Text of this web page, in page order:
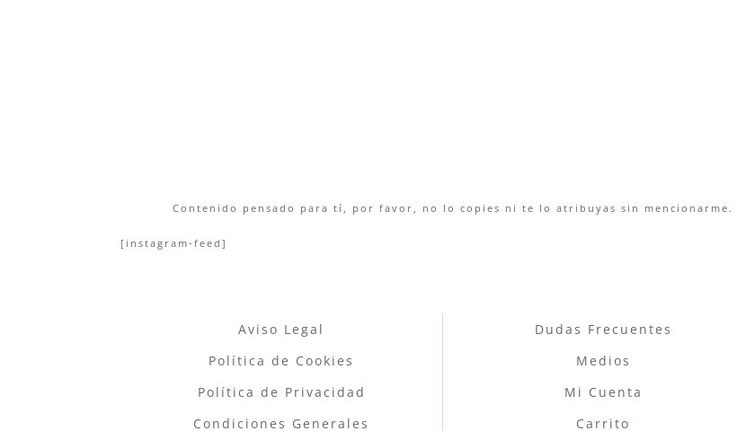
Contenido pensado para tí, por favor, no lo copies ni te lo atribuyas sin mencionarme.
[instagram-feed]
Aviso Legal
Política de Cookies
Política de Privacidad
Condiciones Generales
Dudas Frecuentes
Medios
Mi Cuenta
Carrito